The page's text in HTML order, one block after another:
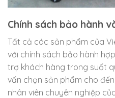
Chính sách bảo hành
Tất cả các sản phẩm của
với chính sách bảo hành
trợ khách hàng trong suốt
vấn chọn sản phẩm cho
nhân viên chuyên nghiệp